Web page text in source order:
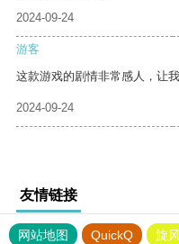
2024-09-24
游客
这款游戏的剧情非常感人，让
2024-09-24
友情链接
网站地图 QuickQ 旋